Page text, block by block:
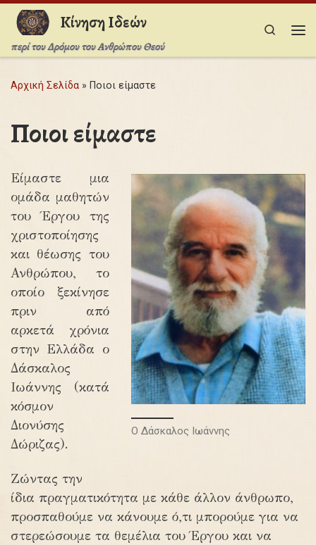
Μετάβαση στο περιεχόμενο
Κίνηση Ιδεών
περί του Δρόμου του Ανθρώπου Θεού
Search
Αρχική Σελίδα » Ποιοι είμαστε
Ποιοι είμαστε
Ο Δάσκαλος Ιωάννης
Είμαστε μια
ομάδα μαθητών
του Έργου της
χριστοποίησης
και θέωσης του
Ανθρώπου, το
οποίο ξεκίνησε
πριν από
αρκετά χρόνια
στην Ελλάδα ο
Δάσκαλος
Ιωάννης (κατά
κόσμον
Διονύσης
Δώριζας).
Ζώντας την
ίδια πραγματικότητα με κάθε άλλον άνθρωπο,
προσπαθούμε να κάνουμε ό,τι μπορούμε για να
στερεώσουμε τα θεμέλια του Έργου και να